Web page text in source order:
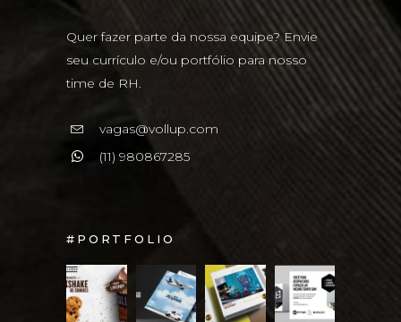
Quer fazer parte da nossa equipe? Envie
seu currículo e/ou portfólio para nosso
time de RH.
vagas@vollup.com
(11) 980867285
#PORTFOLIO